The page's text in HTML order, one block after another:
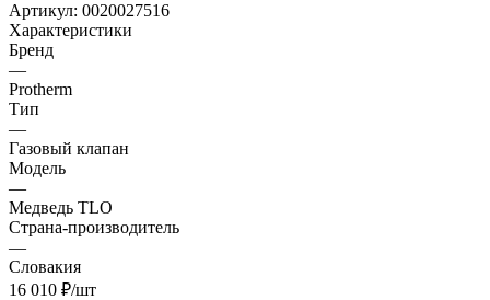
Артикул: 0020027516
Характеристики
Бренд
—
Protherm
Тип
—
Газовый клапан
Модель
—
Медведь TLO
Страна-производитель
—
Словакия
16 010 ₽/шт